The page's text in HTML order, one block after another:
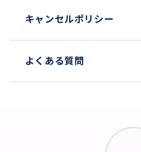
キャンセルポリシー
よくある質問